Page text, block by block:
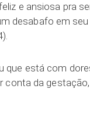
e ansiosa pra
desabafo em seu
que está com
conta da